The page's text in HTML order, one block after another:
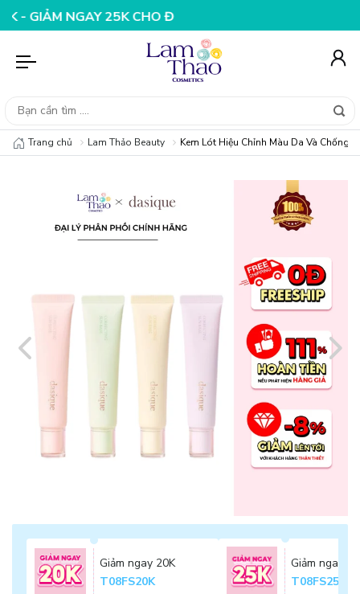
25K CHO ĐƠN HÀNG 99K
Trang chủ Lam Thảo Beauty Kem Lót Hiệu Chỉnh Màu Da Và Chống
Giảm ngay 20K
T08FS20K
Giảm ngay
T08FS25K